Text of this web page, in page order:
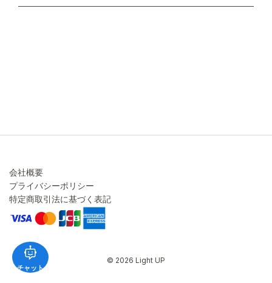
チャット
不良品・返品について
会社概要
プライバシーポリシー
特定商取引法に基づく表記
© 2026 Light UP